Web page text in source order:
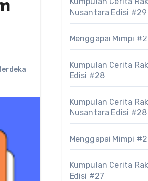
Nusantara Edisi #29
Menggapai Mimpi
Kumpulan Cerita
Edisi #28
Kumpulan Cerita
Nusantara Edisi #28
Menggapai Mimpi
Kumpulan Cerita
Edisi #27